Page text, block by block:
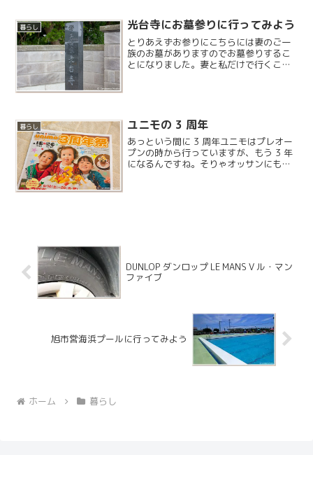
暮らし 光台寺にお墓参りに行ってみよう
とりあえずお参りにこちらには妻のご一
族のお墓がありますのでお墓参りするこ
とになりました。妻と私だけで行くこと
暮らし ユニモの 3 周年
あっという間に 3 周年ユニモはプレオー
プンの時から行っていますが、もう 3 年
になるんですね。そりゃオッサンにもな
DUNLOP ダンロップ LE MANS V ル・マン
ファイブ
旭市営海浜プールに行ってみよう
ホーム 暮らし